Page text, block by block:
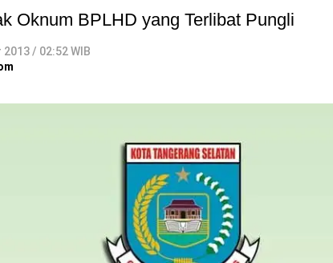
Oknum BPLHD yang Terlibat Pungli
2013 / 02:52 WIB